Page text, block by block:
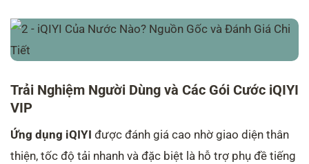
Trải Nghiệm Người Dùng và Các Gói Cước iQIYI
VIP
Ứng dụng iQIYI được đánh giá cao nhờ giao diện thân
thiện, tốc độ tải nhanh và đặc biệt là hỗ trợ phụ đề tiếng